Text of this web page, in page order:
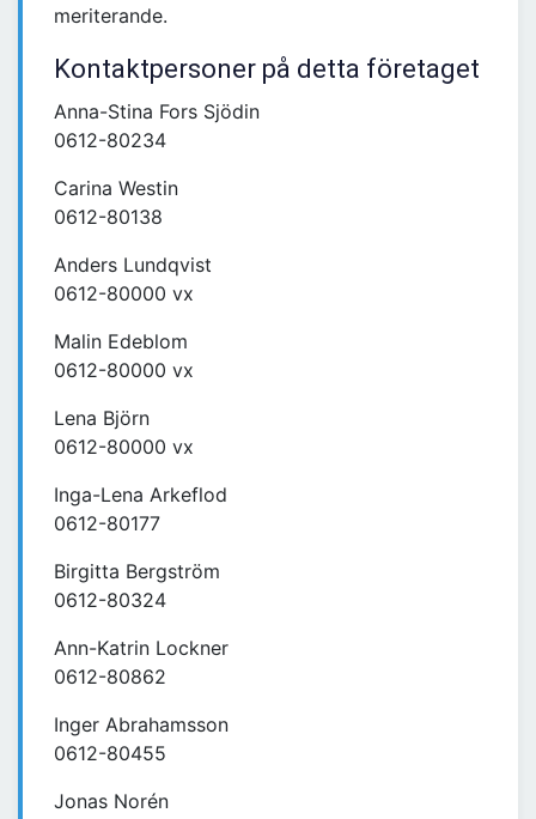
meriterande.
Kontaktpersoner på detta företaget
Anna-Stina Fors Sjödin
0612-80234
Carina Westin
0612-80138
Anders Lundqvist
0612-80000 vx
Malin Edeblom
0612-80000 vx
Lena Björn
0612-80000 vx
Inga-Lena Arkeflod
0612-80177
Birgitta Bergström
0612-80324
Ann-Katrin Lockner
0612-80862
Inger Abrahamsson
0612-80455
Jonas Norén